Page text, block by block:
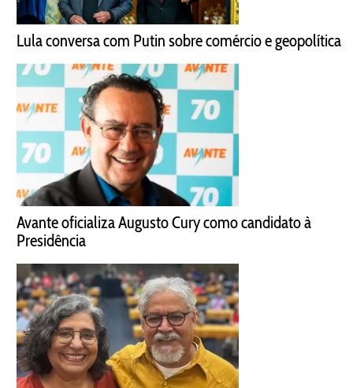
Lula conversa com Putin sobre comércio e geopolítica
Avante oficializa Augusto Cury como candidato à
Presidência